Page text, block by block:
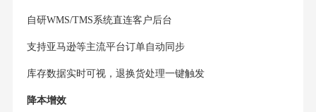
自研WMS/TMS系统直连客户后台
支持亚马逊等主流平台订单自动同步
库存数据实时可视，退换货处理一键触发
降本增效